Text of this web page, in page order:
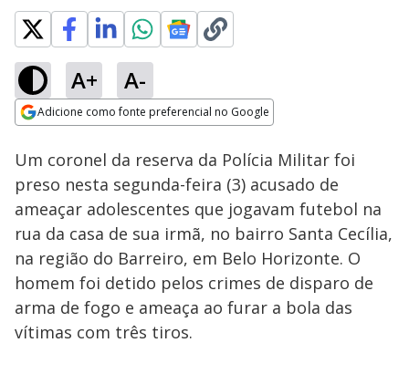
A+ A-
Adicione como fonte preferencial no Google
Ativar
Loaded :
14.91%
Um coronel da reserva da Polícia Militar foi
preso nesta segunda-feira (3) acusado de
ameaçar adolescentes que jogavam futebol na
rua da casa de sua irmã, no bairro Santa Cecília,
na região do Barreiro, em Belo Horizonte. O
homem foi detido pelos crimes de disparo de
arma de fogo e ameaça ao furar a bola das
vítimas com três tiros.